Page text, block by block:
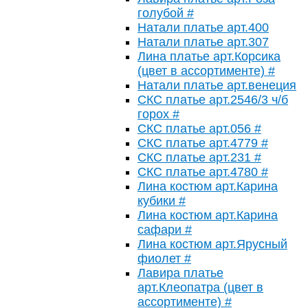
голубой #
Натали платье арт.400
Натали платье арт.307
Лина платье арт.Корсика
(цвет в ассортименте) #
Натали платье арт.венеция
СКС платье арт.2546/3 ч/б
горох #
СКС платье арт.056 #
СКС платье арт.4779 #
СКС платье арт.231 #
СКС платье арт.4780 #
Лина костюм арт.Карина
кубики #
Лина костюм арт.Карина
сафари #
Лина костюм арт.Ярусный
фиолет #
Лавира платье
арт.Клеопатра (цвет в
ассортименте) #